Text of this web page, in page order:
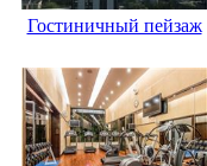
Гостиничный пейзаж